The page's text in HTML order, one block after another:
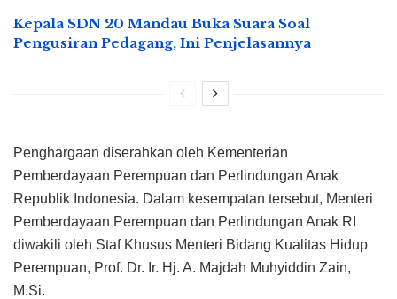
Kepala SDN 20 Mandau Buka Suara Soal
Pengusiran Pedagang, Ini Penjelasannya
Penghargaan diserahkan oleh Kementerian
Pemberdayaan Perempuan dan Perlindungan Anak
Republik Indonesia. Dalam kesempatan tersebut, Menteri
Pemberdayaan Perempuan dan Perlindungan Anak RI
diwakili oleh Staf Khusus Menteri Bidang Kualitas Hidup
Perempuan, Prof. Dr. Ir. Hj. A. Majdah Muhyiddin Zain,
M.Si.